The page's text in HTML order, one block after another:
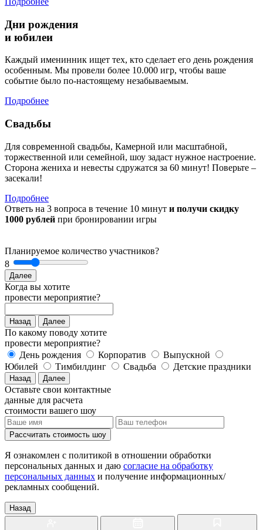
Дни рождения
и юбилеи
Каждый именинник ищет тех, кто сделает его день рождения
особенным. Мы провели более 10.000 игр, чтобы ваше
событие было по-настоящему незабываемым.
Подробнее
Свадьбы
Для современной свадьбы, Камерной или масштабной,
торжественной или семейной, шоу задаст нужное настроение.
Сторона жениха и невесты сдружатся за 60 минут! Поверьте –
засекали!
Подробнее
Ответь на 3 вопроса в течение 10 минут и получи скидку
1000 рублей при бронировании игры
Планируемое количество участников?
8
Далее
Когда вы хотите
провести мероприятие?
Назад Далее
По какому поводу хотите
провести мероприятие?
День рождения
Корпоратив
Выпускной
Юбилей
Тимбилдинг Свадьба Детские праздники
Назад Далее
Оставьте свои контактные
данные для расчета
стоимости вашего шоу
Рассчитать стоимость шоу
Я ознакомлен с политикой в отношении обработки
персональных данных и даю согласие на обработку
персональных данных и получение информационных/
рекламных сообщений.
Назад